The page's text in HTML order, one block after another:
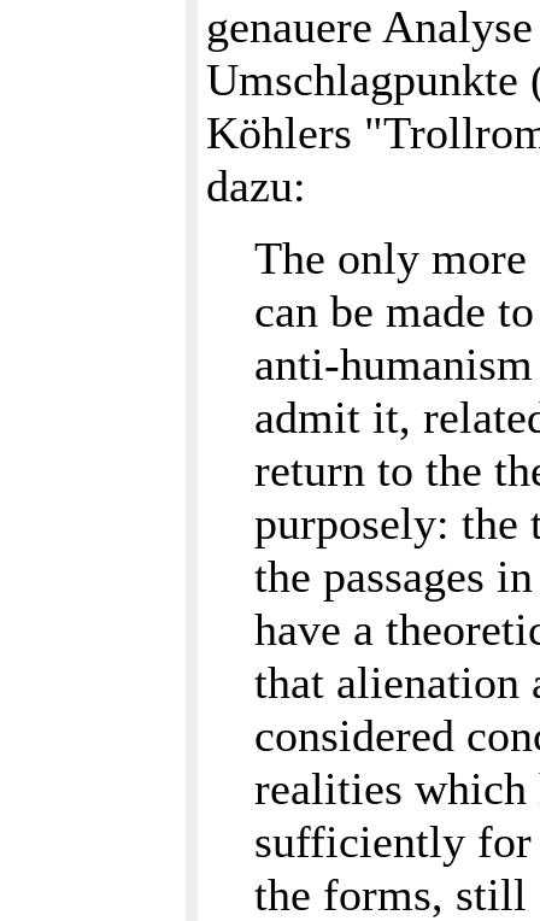
genauere
Umschlagpunkte
Köhlers
dazu:
The only
can be made
anti-
admit it,
return to the
purposely: the
the passages
have a
that alienation
considered
realities which
sufficiently for
the forms, still